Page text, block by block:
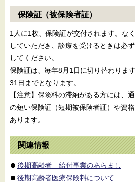
保険証（被保険者証）
1人に1枚、保険証が交付されます。な
していただき、診療を受けるときは必
してください。
保険証は、毎年8月1日に切り替わりま
31日までとなります。
【注意】保険料の滞納がある方には、
の短い保険証（短期被保険者証）や資
あります。
関連情報
後期高齢者 給付事業のあらまし
後期高齢者医療保険料について